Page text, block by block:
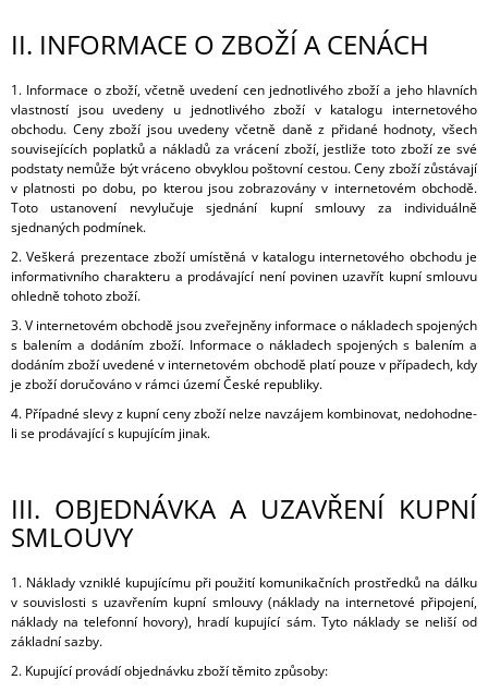
II. INFORMACE O ZBOŽÍ A CENÁCH
1. Informace o zboží, včetně uvedení cen jednotlivého zboží a jeho hlavních
vlastností jsou uvedeny u jednotlivého zboží v katalogu internetového
obchodu. Ceny zboží jsou uvedeny včetně daně z přidané hodnoty, všech
souvisejících poplatků a nákladů za vrácení zboží, jestliže toto zboží ze své
podstaty nemůže být vráceno obvyklou poštovní cestou. Ceny zboží zůstávají
v platnosti po dobu, po kterou jsou zobrazovány v internetovém obchodě.
Toto ustanovení nevylučuje sjednání kupní smlouvy za individuálně
sjednaných podmínek.
2. Veškerá prezentace zboží umístěná v katalogu internetového obchodu je
informativního charakteru a prodávající není povinen uzavřít kupní smlouvu
ohledně tohoto zboží.
3. V internetovém obchodě jsou zveřejněny informace o nákladech spojených
s balením a dodáním zboží. Informace o nákladech spojených s balením a
dodáním zboží uvedené v internetovém obchodě platí pouze v případech, kdy
je zboží doručováno v rámci území České republiky.
4. Případné slevy z kupní ceny zboží nelze navzájem kombinovat, nedohodne-
li se prodávající s kupujícím jinak.
III. OBJEDNÁVKA A UZAVŘENÍ KUPNÍ
SMLOUVY
1. Náklady vzniklé kupujícímu při použití komunikačních prostředků na dálku
v souvislosti s uzavřením kupní smlouvy (náklady na internetové připojení,
náklady na telefonní hovory), hradí kupující sám. Tyto náklady se neliší od
základní sazby.
2. Kupující provádí objednávku zboží těmito způsoby:
U
E
M
E
VEPŘOVÁ
HLAVA
19